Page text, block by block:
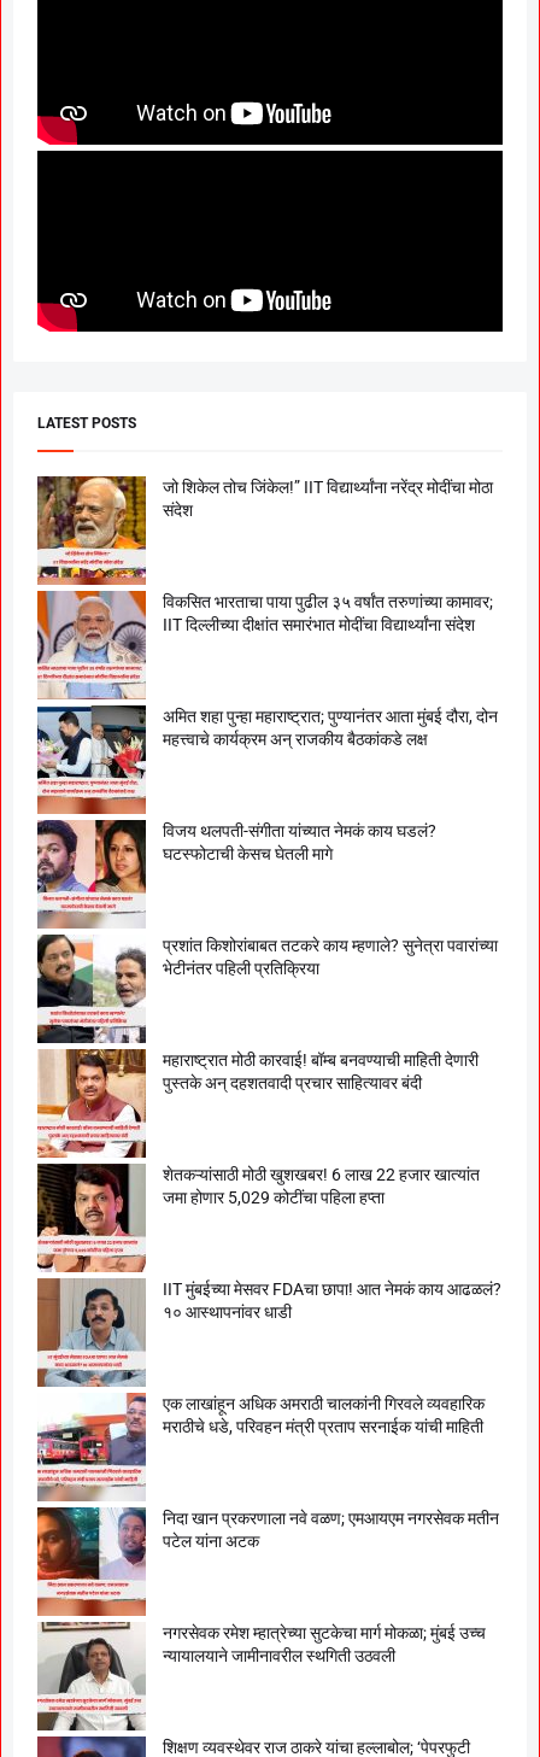
LATEST POSTS
जो शिकेल तोच जिंकेल!” IIT विद्यार्थ्यांना नरेंद्र मोदींचा मोठा
संदेश
विकसित भारताचा पाया पुढील ३५ वर्षांत तरुणांच्या कामावर;
IIT दिल्लीच्या दीक्षांत समारंभात मोदींचा विद्यार्थ्यांना संदेश
अमित शहा पुन्हा महाराष्ट्रात; पुण्यानंतर आता मुंबई दौरा, दोन
महत्त्वाचे कार्यक्रम अन् राजकीय बैठकांकडे लक्ष
विजय थलपती-संगीता यांच्यात नेमकं काय घडलं?
घटस्फोटाची केसच घेतली मागे
प्रशांत किशोरांबाबत तटकरे काय म्हणाले? सुनेत्रा पवारांच्या
भेटीनंतर पहिली प्रतिक्रिया
महाराष्ट्रात मोठी कारवाई! बॉम्ब बनवण्याची माहिती देणारी
पुस्तके अन् दहशतवादी प्रचार साहित्यावर बंदी
शेतकऱ्यांसाठी मोठी खुशखबर! 6 लाख 22 हजार खात्यांत
जमा होणार 5,029 कोटींचा पहिला हप्ता
IIT मुंबईच्या मेसवर FDAचा छापा! आत नेमकं काय आढळलं?
१० आस्थापनांवर धाडी
एक लाखांहून अधिक अमराठी चालकांनी गिरवले व्यवहारिक
मराठीचे धडे, परिवहन मंत्री प्रताप सरनाईक यांची माहिती
निदा खान प्रकरणाला नवे वळण; एमआयएम नगरसेवक मतीन
पटेल यांना अटक
नगरसेवक रमेश म्हात्रेच्या सुटकेचा मार्ग मोकळा; मुंबई उच्च
न्यायालयाने जामीनावरील स्थगिती उठवली
शिक्षण व्यवस्थेवर राज ठाकरे यांचा हल्लाबोल; ‘पेपरफुटी